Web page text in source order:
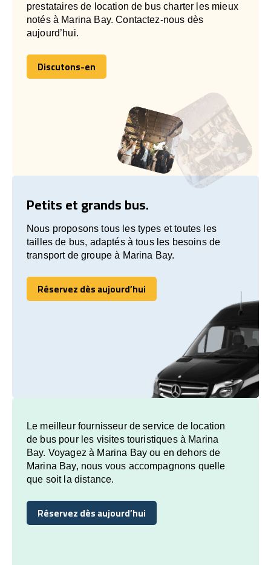
prestataires de location de bus charter les mieux
notés à Marina Bay. Contactez-nous dès
aujourd’hui.
Discutons-en
Discutons-en
Petits et grands bus.
Nous proposons tous les types et toutes les
tailles de bus, adaptés à tous les besoins de
transport de groupe à Marina Bay.
Réservez dès aujourd’hui
Réservez dès aujourd’hui
Le meilleur fournisseur de service de location
de bus pour les visites touristiques à Marina
Bay. Voyagez à Marina Bay ou en dehors de
Marina Bay, nous vous accompagnons quelle
que soit la distance.
Réservez dès aujourd’hui
Réservez dès aujourd’hui